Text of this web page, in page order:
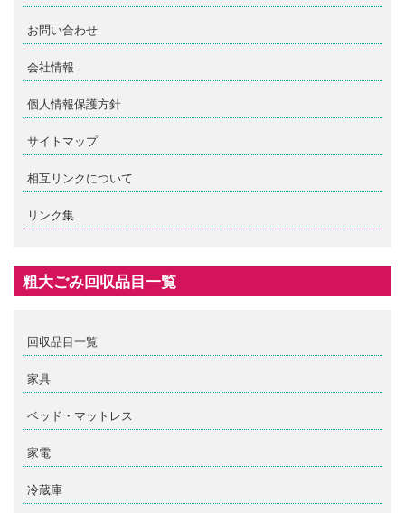
お問い合わせ
会社情報
個人情報保護方針
サイトマップ
相互リンクについて
リンク集
粗大ごみ回収品目一覧
回収品目一覧
家具
ベッド・マットレス
家電
冷蔵庫